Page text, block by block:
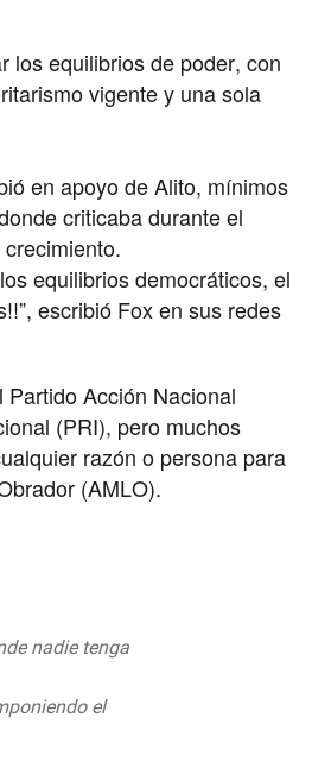
los equilibrios de poder, con
vigente y una sola
en apoyo de Alito, mínimos
criticaba durante el
equilibrios democráticos, el
escribió Fox en sus redes
Acción Nacional
(PRI), pero muchos
razón o persona para
(AMLO).
nadie tenga
el